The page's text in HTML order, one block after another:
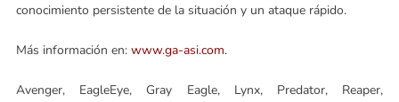
conocimiento persistente de la situación y un ataque rápido.
Más información en: www.ga-asi.com.
Avenger, EagleEye, Gray Eagle, Lynx, Predator, Reaper,